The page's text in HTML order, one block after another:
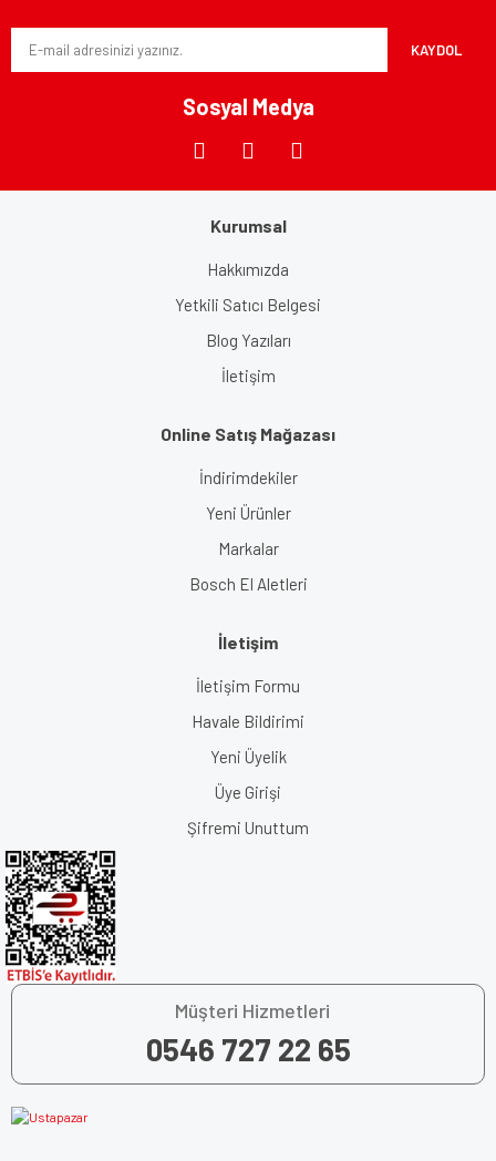
KAYDOL
Sosyal Medya
Kurumsal
Hakkımızda
Yetkili Satıcı Belgesi
Blog Yazıları
İletişim
Online Satış Mağazası
İndirimdekiler
Yeni Ürünler
Markalar
Bosch El Aletleri
İletişim
İletişim Formu
Havale Bildirimi
Yeni Üyelik
Üye Girişi
Şifremi Unuttum
Müşteri Hizmetleri
0546 727 22 65